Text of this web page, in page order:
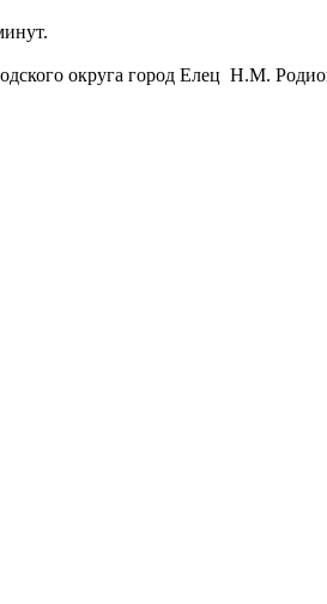
округа город Елец Н.М.